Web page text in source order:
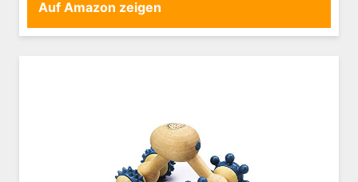
Auf Amazon zeigen